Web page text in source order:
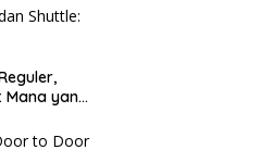
Mana yang